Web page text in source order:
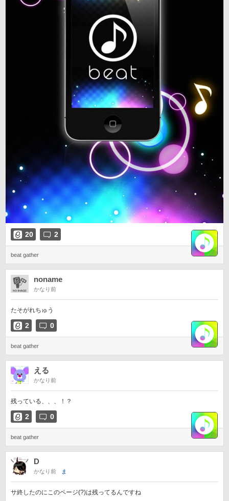
20 2
beat gather
noname
かなり前
たそがれちゅう
2 0
beat gather
える
かなり前
残っている、、、！？
2 0
beat gather
D
かなり前 ま
サ終したのにこのページ(?)は残ってるんですね